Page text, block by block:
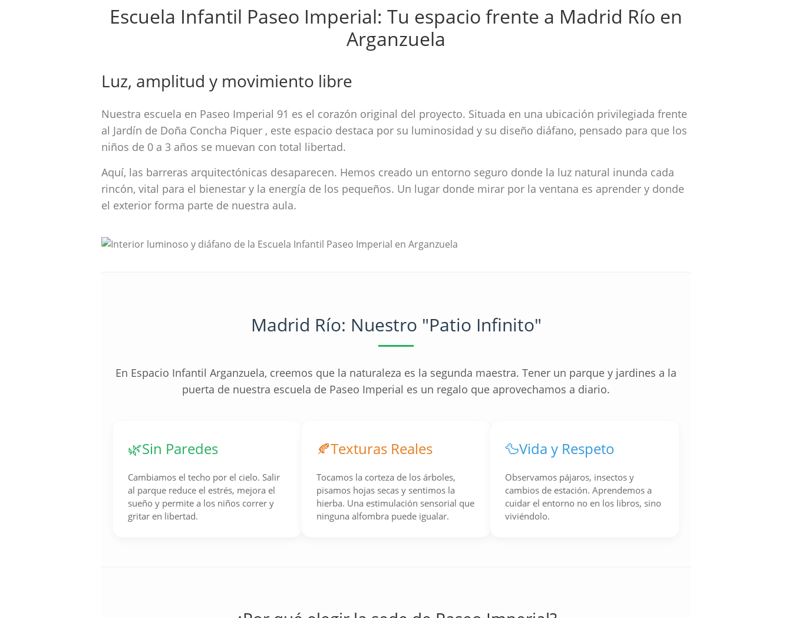
Escuela Infantil Paseo Imperial: Tu espacio frente a Madrid Río en
Arganzuela
Luz, amplitud y movimiento libre
Nuestra escuela en Paseo Imperial 91 es el corazón original del proyecto. Situada en una ubicación privilegiada frente
al Jardín de Doña Concha Piquer , este espacio destaca por su luminosidad y su diseño diáfano, pensado para que los
niños de 0 a 3 años se muevan con total libertad.
Aquí, las barreras arquitectónicas desaparecen. Hemos creado un entorno seguro donde la luz natural inunda cada
rincón, vital para el bienestar y la energía de los pequeños. Un lugar donde mirar por la ventana es aprender y donde
el exterior forma parte de nuestra aula.
Madrid Río: Nuestro "Patio Infinito"
En Espacio Infantil Arganzuela, creemos que la naturaleza es la segunda maestra. Tener un parque y jardines a la
puerta de nuestra escuela de Paseo Imperial es un regalo que aprovechamos a diario.
🌿Sin Paredes
Cambiamos el techo por el cielo. Salir
al parque reduce el estrés, mejora el
sueño y permite a los niños correr y
gritar en libertad.
🍂Texturas Reales
Tocamos la corteza de los árboles,
pisamos hojas secas y sentimos la
hierba. Una estimulación sensorial que
ninguna alfombra puede igualar.
🦆Vida y Respeto
Observamos pájaros, insectos y
cambios de estación. Aprendemos a
cuidar el entorno no en los libros, sino
viviéndolo.